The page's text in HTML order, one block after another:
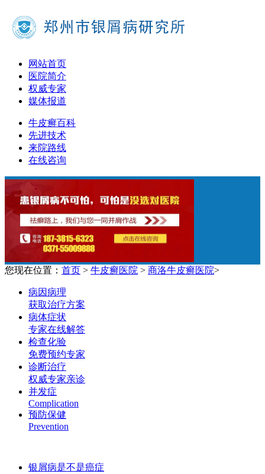
网站首页
医院简介
权威专家
媒体报道
牛皮癣百科
先进技术
来院路线
在线咨询
您现在位置： 首页 > 牛皮癣医院 > 商洛牛皮癣医院>
病因病理
获取治疗方案
病体症状
专家在线解答
检查化验
免费预约专家
诊断治疗
权威专家亲诊
并发症
Complication
预防保健
Prevention
银屑病是不是癌症